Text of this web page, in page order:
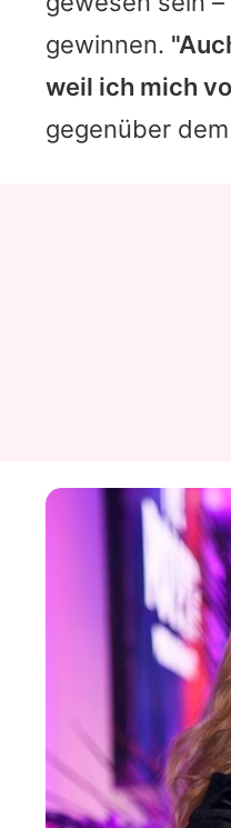
gewinnen.
weil ich mich
gegenüber